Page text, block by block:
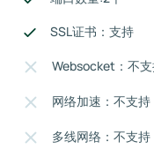
SSL证书：支持
Websocket：不
网络加速：不支持
多线网络：不支持